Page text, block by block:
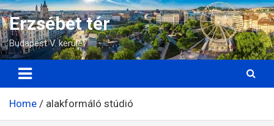
Skip
to
content
Erzsébet tér
Budapest V. kerület
Home alakformáló stúdió